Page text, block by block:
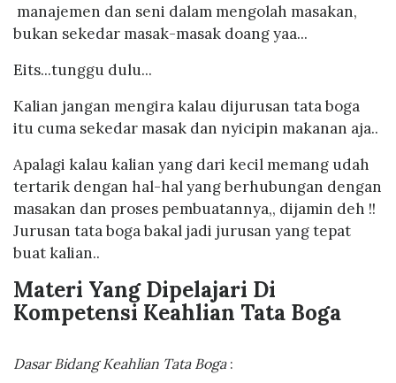
manajemen dan seni dalam mengolah masakan,
bukan sekedar masak-masak doang yaa...
Eits...tunggu dulu...
Kalian jangan mengira kalau dijurusan tata boga
itu cuma sekedar masak dan nyicipin makanan aja..
Apalagi kalau kalian yang dari kecil memang udah
tertarik dengan hal-hal yang berhubungan dengan
masakan dan proses pembuatannya,, dijamin deh !!
Jurusan tata boga bakal jadi jurusan yang tepat
buat kalian..
Materi Yang Dipelajari Di
Kompetensi Keahlian Tata Boga
Dasar Bidang Keahlian Tata Boga: